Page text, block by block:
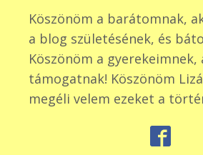
Köszönöm a barátomnak,
a blog születésének, és
Köszönöm a gyerekeimnek,
támogatnak! Köszönöm
megéli velem ezeket a